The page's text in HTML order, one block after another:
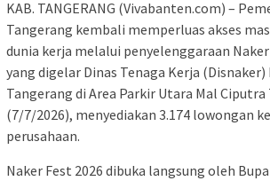
KAB. TANGERANG (Vivabanten.com) –
Tangerang kembali memperluas akses
dunia kerja melalui penyelenggaraan
yang digelar Dinas Tenaga Kerja
Tangerang di Area Parkir Utara Mal Ciputra
(7/7/2026), menyediakan 3.174 lowongan
perusahaan.
Naker Fest 2026 dibuka langsung oleh